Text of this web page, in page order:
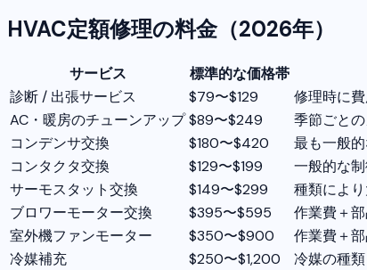
HVAC定額修理の料金（2026年）
サービス 標準的な価格帯
診断 / 出張サービス
$79〜$129
修理時に
AC・暖房のチューンアップ$89〜$249
季節ごと
コンデンサ交換
$180〜$420
最も一般
コンタクタ交換
$129〜$199
一般的な
サーモスタット交換
$149〜$299
種類によ
ブロワーモーター交換
$395〜$595
作業費＋
室外機ファンモーター
$350〜$900
作業費＋
冷媒補充
$250〜$1,200
冷媒の種